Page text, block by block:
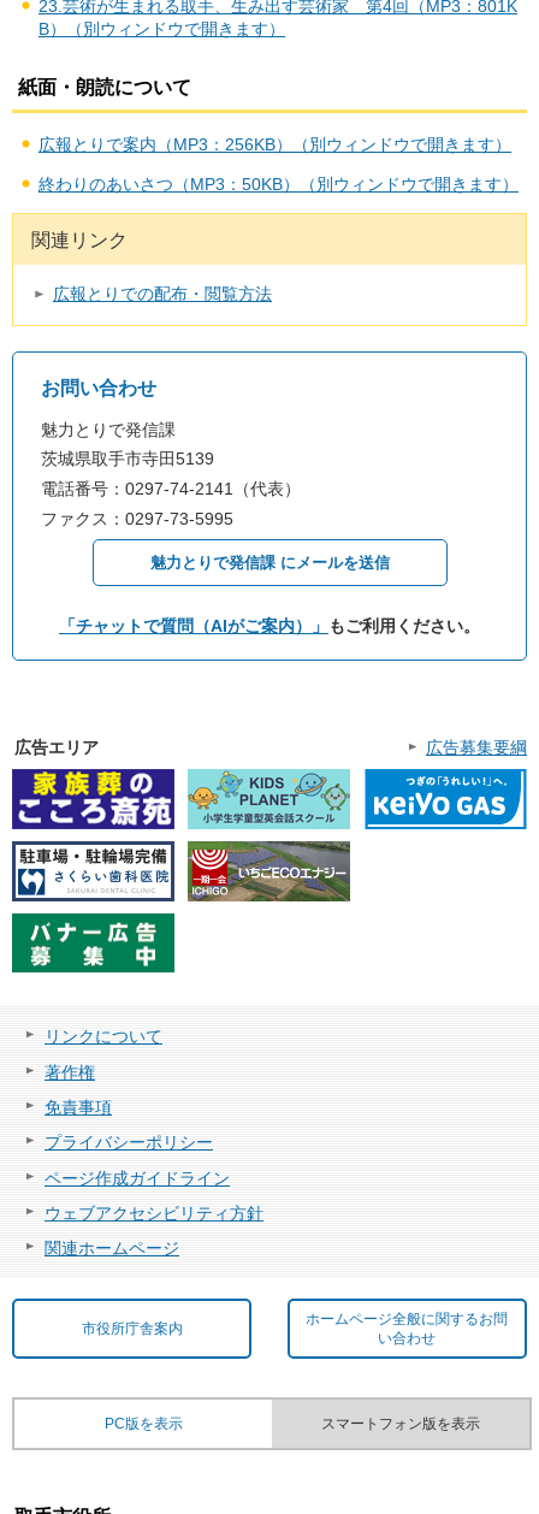
23.芸術が生まれる取手、生み出す芸術家 第4回（MP3：801K
B）（別ウィンドウで開きます）
紙面・朗読について
広報とりで案内（MP3：256KB）（別ウィンドウで開きます）
終わりのあいさつ（MP3：50KB）（別ウィンドウで開きます）
関連リンク
広報とりでの配布・閲覧方法
お問い合わせ
魅力とりで発信課
茨城県取手市寺田5139
電話番号：0297-74-2141（代表）
ファクス：0297-73-5995
魅力とりで発信課 にメールを送信
「チャットで質問（AIがご案内）」 もご利用ください。
広告エリア 広告募集要綱
リンクについて
著作権
免責事項
プライバシーポリシー
ページ作成ガイドライン
ウェブアクセシビリティ方針
関連ホームページ
市役所庁舎案内
ホームページ全般に関するお問
い合わせ
PC版を表示 スマートフォン版を表示